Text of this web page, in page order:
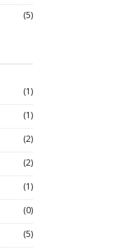
(5)
(1)
(1)
(2)
(2)
(1)
(0)
(5)